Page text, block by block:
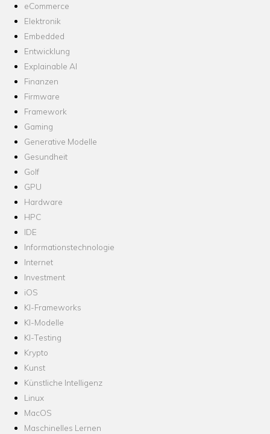
eCommerce
Elektronik
Embedded
Entwicklung
Explainable AI
Finanzen
Firmware
Framework
Gaming
Generative Modelle
Gesundheit
Golf
GPU
Hardware
HPC
IDE
Informationstechnologie
Internet
Investment
iOS
KI-Frameworks
KI-Modelle
KI-Testing
Krypto
Kunst
Künstliche Intelligenz
Linux
MacOS
Maschinelles Lernen